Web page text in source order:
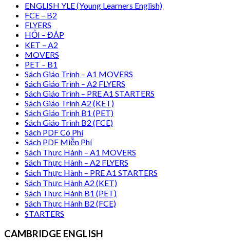
ENGLISH YLE (Young Learners English)
FCE – B2
FLYERS
HỎI – ĐÁP
KET – A2
MOVERS
PET – B1
Sách Giáo Trình – A1 MOVERS
Sách Giáo Trình – A2 FLYERS
Sách Giáo Trình – PRE A1 STARTERS
Sách Giáo Trình A2 (KET)
Sách Giáo Trình B1 (PET)
Sách Giáo Trình B2 (FCE)
Sách PDF Có Phí
Sách PDF Miễn Phí
Sách Thực Hành – A1 MOVERS
Sách Thực Hành – A2 FLYERS
Sách Thực Hành – PRE A1 STARTERS
Sách Thực Hành A2 (KET)
Sách Thực Hành B1 (PET)
Sách Thực Hành B2 (FCE)
STARTERS
CAMBRIDGE ENGLISH